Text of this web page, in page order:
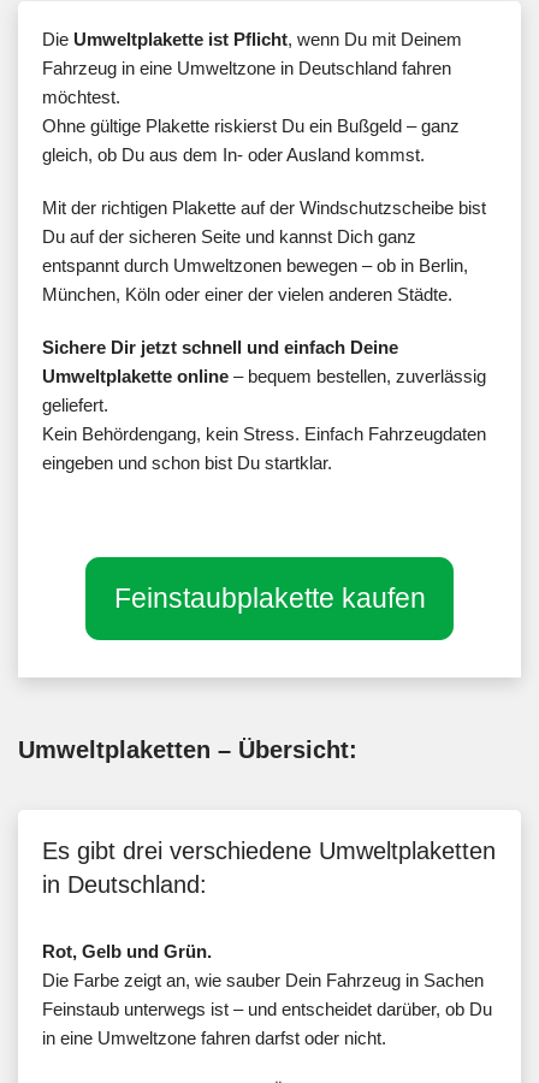
Die Umweltplakette ist Pflicht, wenn Du mit Deinem
Fahrzeug in eine Umweltzone in Deutschland fahren
möchtest.
Ohne gültige Plakette riskierst Du ein Bußgeld – ganz
gleich, ob Du aus dem In- oder Ausland kommst.
Mit der richtigen Plakette auf der Windschutzscheibe bist
Du auf der sicheren Seite und kannst Dich ganz
entspannt durch Umweltzonen bewegen – ob in Berlin,
München, Köln oder einer der vielen anderen Städte.
Sichere Dir jetzt schnell und einfach Deine
Umweltplakette online – bequem bestellen, zuverlässig
geliefert.
Kein Behördengang, kein Stress. Einfach Fahrzeugdaten
eingeben und schon bist Du startklar.
Feinstaubplakette kaufen
Umweltplaketten – Übersicht:
Es gibt drei verschiedene Umweltplaketten
in Deutschland:
Rot, Gelb und Grün.
Die Farbe zeigt an, wie sauber Dein Fahrzeug in Sachen
Feinstaub unterwegs ist – und entscheidet darüber, ob Du
in eine Umweltzone fahren darfst oder nicht.